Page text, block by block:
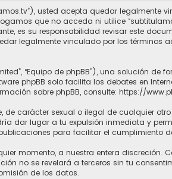
usted acepta quedar legalmente
que no acceda ni utilice
es su responsabilidad revisar este
legalmente vinculado por los términos
“Equipo de phpBB”), una solución de
phpBB solo facilita los debates en
sobre phpBB, consulte: https://
carácter sexual o ilegal de cualquier
dar lugar a tu expulsión inmediata y
para facilitar el cumplimiento
momento, a nuestra entera discreción.
no se revelará a terceros sin tu
de los datos.